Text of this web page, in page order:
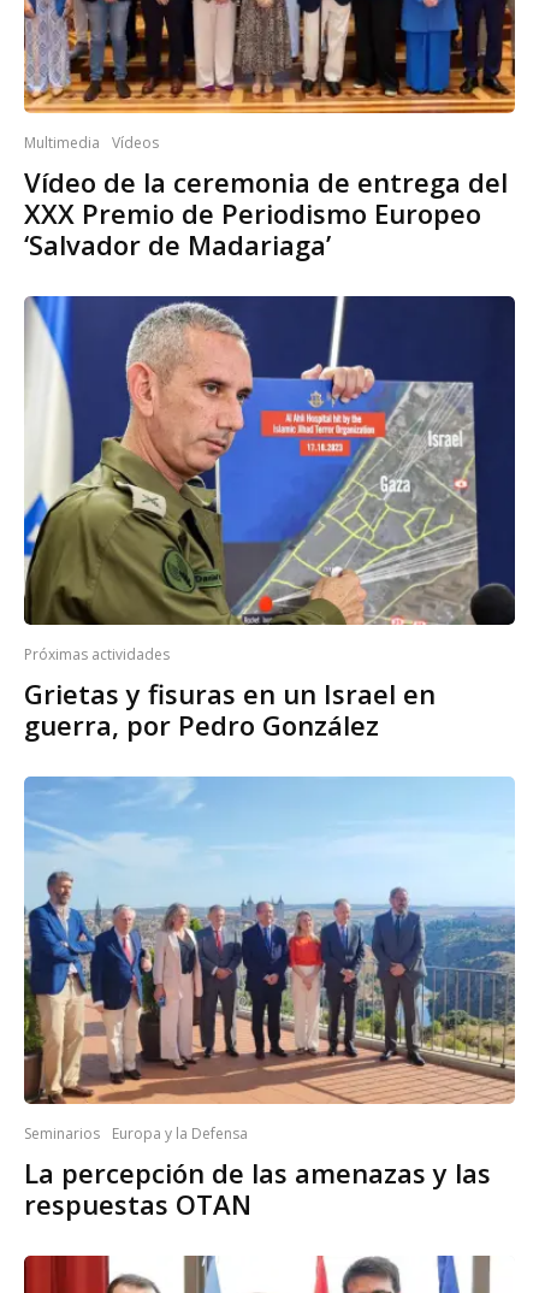
Multimedia Vídeos
Vídeo de la ceremonia de entrega del
XXX Premio de Periodismo Europeo
‘Salvador de Madariaga’
Próximas actividades
Grietas y fisuras en un Israel en
guerra, por Pedro González
Seminarios Europa y la Defensa
La percepción de las amenazas y las
respuestas OTAN